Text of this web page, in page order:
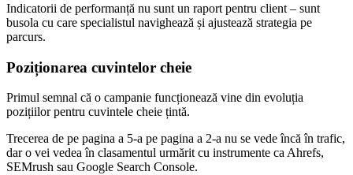
Indicatorii de performanță nu sunt un raport pentru client – sunt
busola cu care specialistul navighează și ajustează strategia pe
parcurs.
Poziționarea cuvintelor cheie
Primul semnal că o campanie funcționează vine din evoluția
pozițiilor pentru cuvintele cheie țintă.
Trecerea de pe pagina a 5-a pe pagina a 2-a nu se vede încă în trafic,
dar o vei vedea în clasamentul urmărit cu instrumente ca Ahrefs,
SEMrush sau Google Search Console.